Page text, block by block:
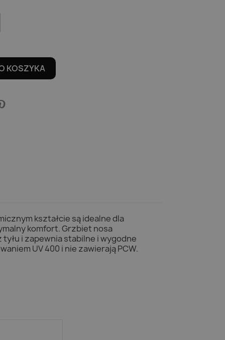
KOSZYKA
kształcie są idealne dla
komfort. Grzbiet nosa
i zapewnia stabilne i wygodne
UV 400 i nie zawierają PCW.